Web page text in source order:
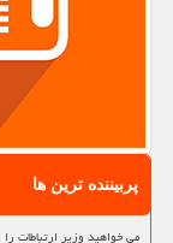
پربیننده ترین ها
می خواهید وزیر ارتباطات